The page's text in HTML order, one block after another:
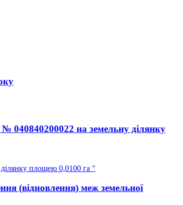
040840200022 на земельну ділянку
площею 0,0100 га "
(відновлення) меж земельної